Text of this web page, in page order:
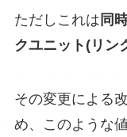
ただしこれは 同
クユニット(リン
その変更による
め、このような